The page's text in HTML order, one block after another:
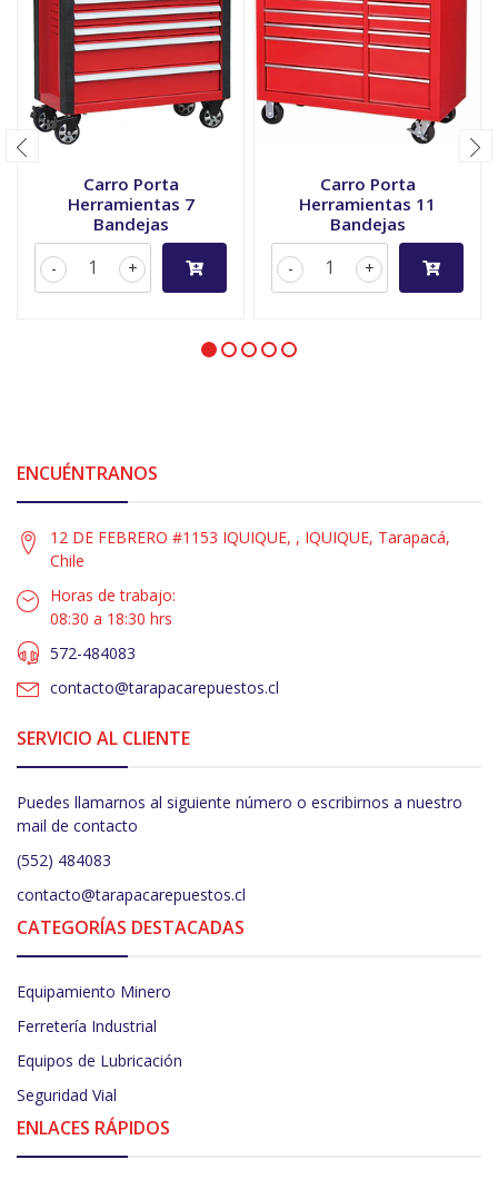
Carro Porta
Herramientas 7
Bandejas
+
-
Carro Porta
Herramientas 11
Bandejas
+
-
ENCUÉNTRANOS
12 DE FEBRERO #1153 IQUIQUE, , IQUIQUE, Tarapacá,
Chile
Horas de trabajo:
08:30 a 18:30 hrs
572-484083
contacto@tarapacarepuestos.cl
SERVICIO AL CLIENTE
Puedes llamarnos al siguiente número o escribirnos a nuestro
mail de contacto
(552) 484083
contacto@tarapacarepuestos.cl
CATEGORÍAS DESTACADAS
Equipamiento Minero
Ferretería Industrial
Equipos de Lubricación
Seguridad Vial
ENLACES RÁPIDOS